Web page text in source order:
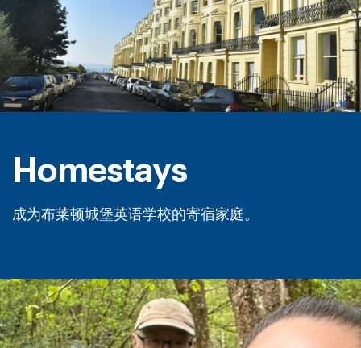
Homestays
成为布莱顿城堡英语学校的寄宿家庭。